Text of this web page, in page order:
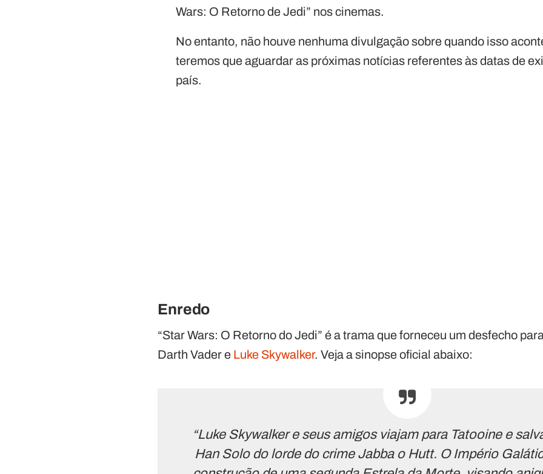
Wars: O Retorno de Jedi” nos cinemas.
No entanto, não houve nenhuma divulgação sobre quando isso
teremos que aguardar as próximas notícias referentes às datas de
país.
Enredo
“Star Wars: O Retorno do Jedi” é a trama que forneceu um desfecho
Darth Vader e Luke Skywalker. Veja a sinopse oficial abaixo:
“Luke Skywalker e seus amigos viajam para Tatooine e
Han Solo do lorde do crime Jabba o Hutt. O Império